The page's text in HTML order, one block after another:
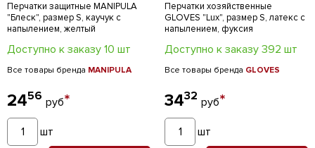
Перчатки защитные MANIPULA
"Блеск", размер S, каучук с
напылением, желтый
Доступно к заказу 10 шт
Все товары бренда MANIPULA
2456 руб*
шт
Перчатки хозяйственные
GLOVES "Lux", размер S, латекс с
напылением, фуксия
Доступно к заказу 392 шт
Все товары бренда GLOVES
3432 руб*
шт